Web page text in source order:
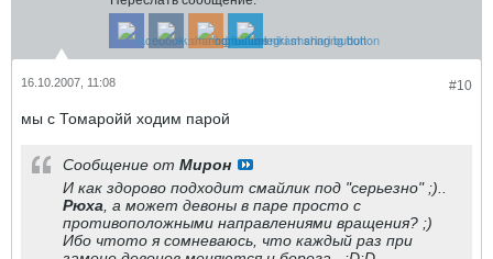
#10
16.10.2007, 11:08
мы с Томаройй ходим парой
Сообщение от Мирон
И как здорово подходит смайлик под "серьезно" ;)..
Рюха, а может девоны в паре просто с
противоположными направлениями вращения? ;)
Ибо чтото я сомневаюсь, что каждый раз при